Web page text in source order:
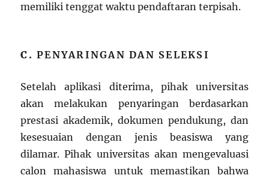
memiliki tenggat waktu pendaftaran terpisah.
C.PENYARINGAN DAN SELEKSI
Setelah aplikasi diterima, pihak universitas
akan melakukan penyaringan berdasarkan
prestasi akademik, dokumen pendukung, dan
kesesuaian dengan jenis beasiswa yang
dilamar. Pihak universitas akan mengevaluasi
calon mahasiswa untuk memastikan bahwa